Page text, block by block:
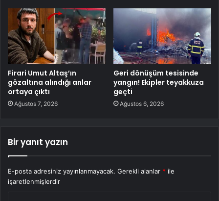
Firari Umut Altaş’ın
gözaltına alındığı anlar
ortaya çıktı
Ağustos 7, 2026
Geri dönüşüm tesisinde
yangın! Ekipler teyakkuza
geçti
Ağustos 6, 2026
Bir yanıt yazın
E-posta adresiniz yayınlanmayacak. Gerekli alanlar * ile
işaretlenmişlerdir